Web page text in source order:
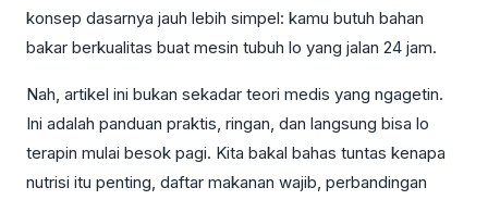
konsep dasarnya jauh lebih simpel: kamu butuh bahan
bakar berkualitas buat mesin tubuh lo yang jalan 24 jam.
Nah, artikel ini bukan sekadar teori medis yang ngagetin.
Ini adalah panduan praktis, ringan, dan langsung bisa lo
terapin mulai besok pagi. Kita bakal bahas tuntas kenapa
nutrisi itu penting, daftar makanan wajib, perbandingan